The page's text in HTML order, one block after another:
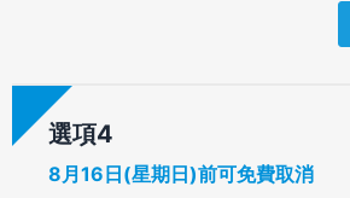
選項
8月16日(星期日)前可免費取消